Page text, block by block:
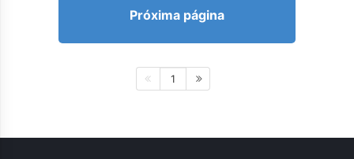
Próxima página
1